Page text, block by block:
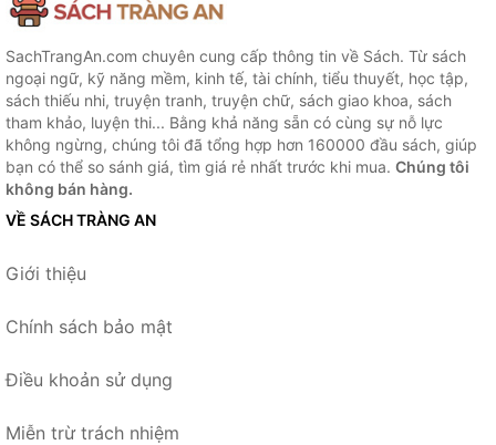
SachTrangAn.com chuyên cung cấp thông tin về Sách. Từ sách
ngoại ngữ, kỹ năng mềm, kinh tế, tài chính, tiểu thuyết, học tập,
sách thiếu nhi, truyện tranh, truyện chữ, sách giao khoa, sách
tham khảo, luyện thi... Bằng khả năng sẵn có cùng sự nỗ lực
không ngừng, chúng tôi đã tổng hợp hơn 160000 đầu sách, giúp
bạn có thể so sánh giá, tìm giá rẻ nhất trước khi mua. Chúng tôi
không bán hàng.
VỀ SÁCH TRÀNG AN
Giới thiệu
Chính sách bảo mật
Điều khoản sử dụng
Miễn trừ trách nhiệm